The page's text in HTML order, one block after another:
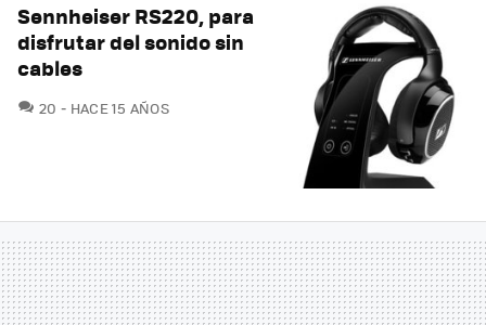
Sennheiser RS220, para
disfrutar del sonido sin
cables
20 COMENTARIOS
HACE 15 AÑOS